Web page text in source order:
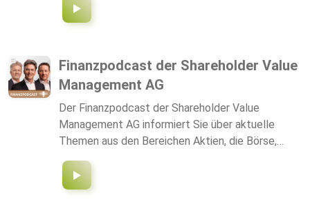
Finanzpodcast der Shareholder Value
Management AG
Der Finanzpodcast der Shareholder Value
Management AG informiert Sie über aktuelle
Themen aus den Bereichen Aktien, die Börse,
Geldanlage, Notenbanken, Kapitalmärkte. Jetzt
reinhören und abonnieren.